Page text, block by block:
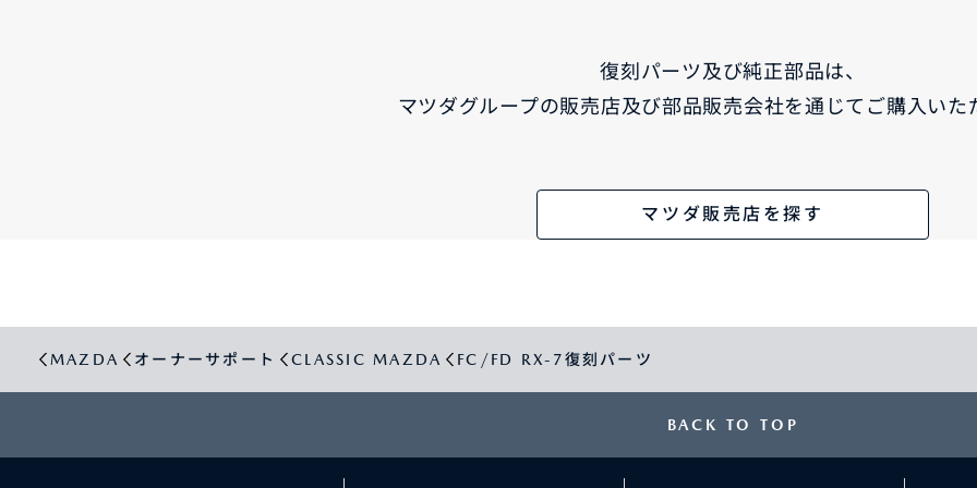
復刻パーツ及び純正部品は、
マツダグループの販売店及び部品販売会社を通じてご購入いた
マツダ販売店を探す
MAZDA オーナーサポート CLASSIC MAZDA FC/FD RX-7復刻パーツ
BACK TO TOP